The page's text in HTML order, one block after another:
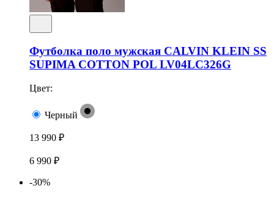
Футболка поло мужская CALVIN KLEIN SS
SUPIMA COTTON POL LV04LC326G
Цвет:
Черный
13 990 ₽
6 990 ₽
-30%